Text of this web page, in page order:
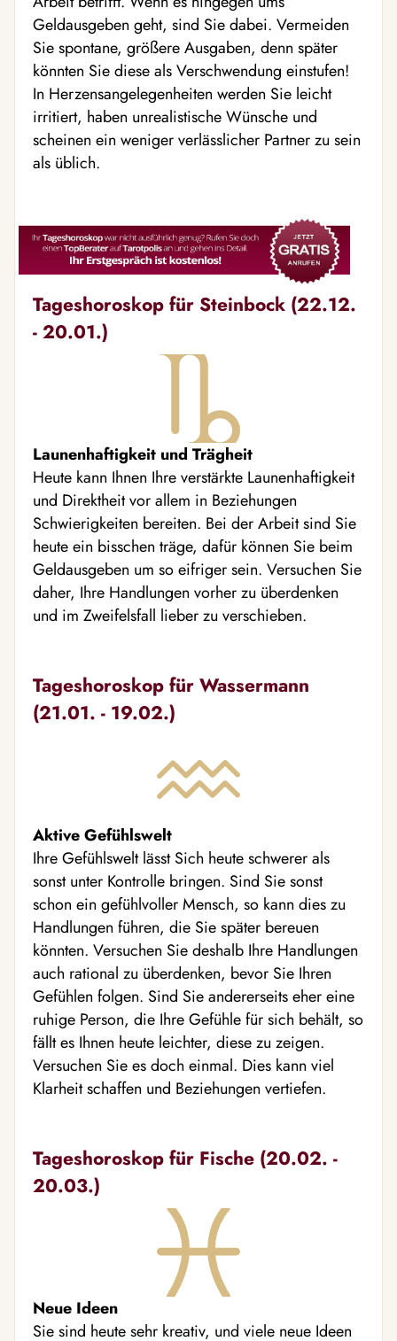
Geldausgeben geht, sind Sie dabei. Vermeiden
Sie spontane, größere Ausgaben, denn später
könnten Sie diese als Verschwendung einstufen!
In Herzensangelegenheiten werden Sie leicht
irritiert, haben unrealistische Wünsche und
scheinen ein weniger verlässlicher Partner zu sein
als üblich.
Tageshoroskop für Steinbock (22.12.
- 20.01.)
Launenhaftigkeit und Trägheit
Heute kann Ihnen Ihre verstärkte Launenhaftigkeit
und Direktheit vor allem in Beziehungen
Schwierigkeiten bereiten. Bei der Arbeit sind Sie
heute ein bisschen träge, dafür können Sie beim
Geldausgeben um so eifriger sein. Versuchen Sie
daher, Ihre Handlungen vorher zu überdenken
und im Zweifelsfall lieber zu verschieben.
Tageshoroskop für Wassermann
(21.01. - 19.02.)
Aktive Gefühlswelt
Ihre Gefühlswelt lässt Sich heute schwerer als
sonst unter Kontrolle bringen. Sind Sie sonst
schon ein gefühlvoller Mensch, so kann dies zu
Handlungen führen, die Sie später bereuen
könnten. Versuchen Sie deshalb Ihre Handlungen
auch rational zu überdenken, bevor Sie Ihren
Gefühlen folgen. Sind Sie andererseits eher eine
ruhige Person, die Ihre Gefühle für sich behält, so
fällt es Ihnen heute leichter, diese zu zeigen.
Versuchen Sie es doch einmal. Dies kann viel
Klarheit schaffen und Beziehungen vertiefen.
Tageshoroskop für Fische (20.02. -
20.03.)
Neue Ideen
Sie sind heute sehr kreativ, und viele neue Ideen